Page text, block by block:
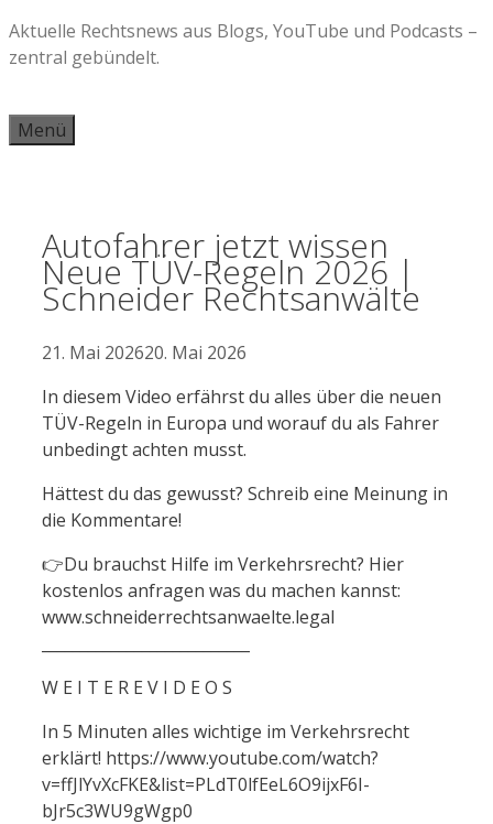
Zum
Inhalt
Aktuelle Rechtsnews aus Blogs, YouTube und Podcasts –
zentral gebündelt.
Menü
Autofahrer jetzt wissen
Neue TÜV-Regeln 2026 |
Schneider Rechtsanwälte
21. Mai 202620. Mai 2026
In diesem Video erfährst du alles über die neuen
TÜV-Regeln in Europa und worauf du als Fahrer
unbedingt achten musst.
Hättest du das gewusst? Schreib eine Meinung in
die Kommentare!
👉Du brauchst Hilfe im Verkehrsrecht? Hier
kostenlos anfragen was du machen kannst:
www.schneiderrechtsanwaelte.legal
W E I T E R E V I D E O S
In 5 Minuten alles wichtige im Verkehrsrecht
erklärt! https://www.youtube.com/watch?
v=ffJlYvXcFKE&list=PLdT0lfEeL6O9ijxF6I-
bJr5c3WU9gWgp0